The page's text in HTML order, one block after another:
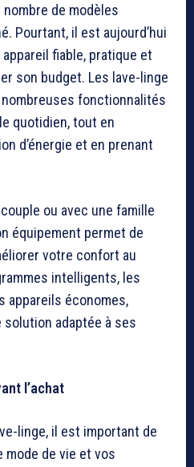
de modèles
Pourtant, il est aujourd’hui
fiable, pratique et
son budget. Les lave-linge
fonctionnalités
quotidien, tout en
d’énergie et en prenant
ou avec une famille
équipement permet de
votre confort au
intelligents, les
appareils économes,
adaptée à ses
l’achat
linge, il est important de
de vie et vos